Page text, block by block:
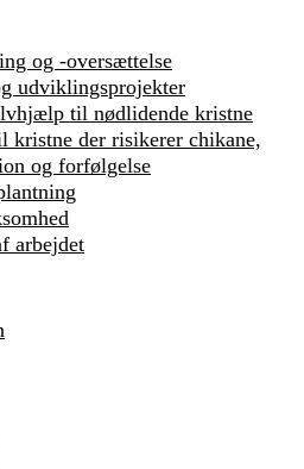
og -oversættelse
udviklingsprojekter
til nødlidende kristne
kristne der risikerer chikane,
og forfølgelse
arbejdet